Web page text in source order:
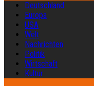
Deutschland
Europa
USA
Welt
Nachrichten
Politik
Wirtschaft
Kultur